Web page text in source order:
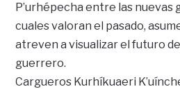
P’urhépecha entre las nuevas
cuales valoran el pasado,
atreven a visualizar el futuro
guerrero.
Cargueros Kurhíkuaeri